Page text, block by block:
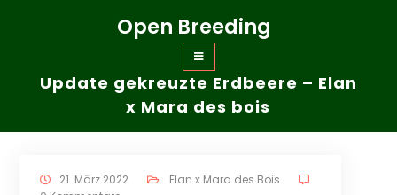
Open Breeding
Update gekreuzte Erdbeere – Elan
x Mara des bois
21. März 2022
Elan x Mara des Bois